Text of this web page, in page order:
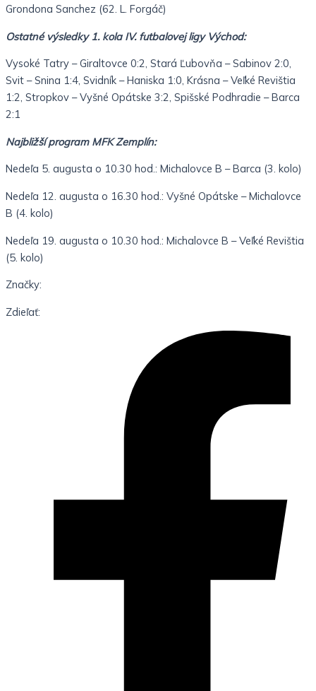
Grondona Sanchez (62. L. Forgáč)
Ostatné výsledky 1. kola IV. futbalovej ligy Východ:
Vysoké Tatry – Giraltovce 0:2, Stará Ľubovňa – Sabinov 2:0,
Svit – Snina 1:4, Svidník – Haniska 1:0, Krásna – Veľké Revištia
1:2, Stropkov – Vyšné Opátske 3:2, Spišské Podhradie – Barca
2:1
Najbližší program MFK Zemplín:
Nedeľa 5. augusta o 10.30 hod.: Michalovce B – Barca (3. kolo)
Nedeľa 12. augusta o 16.30 hod.: Vyšné Opátske – Michalovce
B (4. kolo)
Nedeľa 19. augusta o 10.30 hod.: Michalovce B – Veľké Revištia
(5. kolo)
Značky:
Zdieľať: